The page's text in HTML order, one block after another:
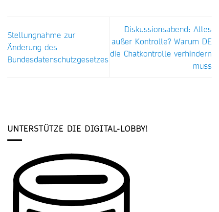
Stellungnahme zur
Änderung des
Bundesdatenschutzgesetzes
Diskussionsabend: Alles
außer Kontrolle? Warum DE
die Chatkontrolle verhindern
muss
UNTERSTÜTZE DIE DIGITAL-LOBBY!